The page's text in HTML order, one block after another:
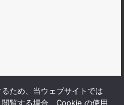
ため、当ウェブサイトでは
覧する場合、Cookie の使用